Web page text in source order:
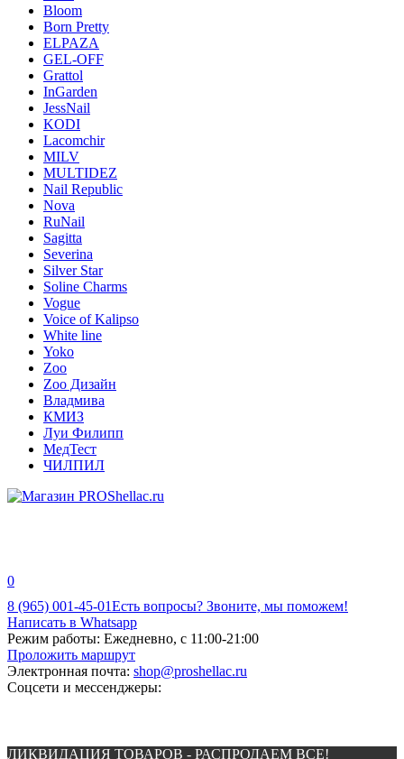
Bloom
Born Pretty
ELPAZA
GEL-OFF
Grattol
InGarden
JessNail
KODI
Lacomchir
MILV
MULTIDEZ
Nail Republic
Nova
RuNail
Sagitta
Severina
Silver Star
Soline Charms
Vogue
Voice of Kalipso
White line
Yoko
Zoo
Zoo Дизайн
Владмива
КМИЗ
Луи Филипп
МедТест
ЧИЛПИЛ
0
8 (965) 001-45-01Есть вопросы? Звоните, мы поможем!
Написать в Whatsapp
Режим работы: Ежедневно, с 11:00-21:00
Проложить маршрут
Электронная почта: shop@proshellac.ru
Соцсети и мессенджеры:
ЛИКВИДАЦИЯ ТОВАРОВ - РАСПРОДАЕМ ВСЕ!